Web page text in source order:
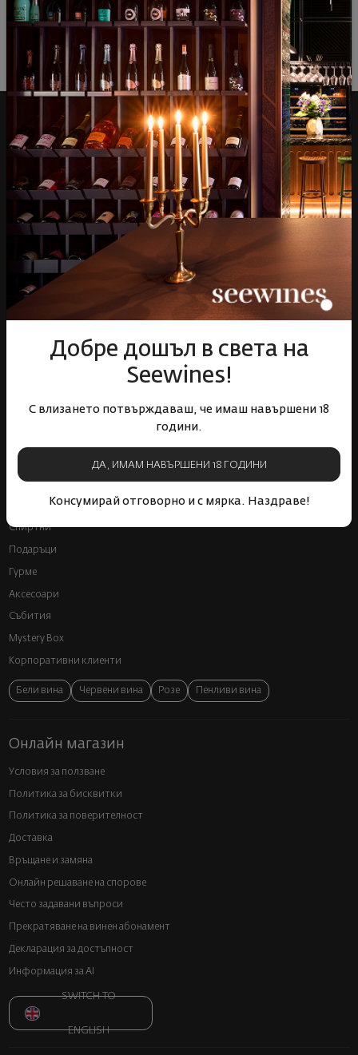
Добре дошъл в света на
Seewines!
С влизането потвърждаваш, че имаш навършени 18
години.
ДА, ИМАМ НАВЪРШЕНИ 18 ГОДИНИ
Консумирай отговорно и с мярка. Наздраве!
Над 1300 вина от цял
Физически магазини и
цялата страна
отстъпки
Пазарувай
Спиртни
Подаръци
Гурме
Аксесоари
Събития
Mystery Box
Корпоративни клиенти
Бели вина Червени вина Розе Пенливи вина
Онлайн магазин
Условия за ползване
Политика за бисквитки
Политика за поверителност
Доставка
Връщане и замяна
Онлайн решаване на спорове
Често задавани въпроси
Прекратяване на винен абонамент
Декларация за достъпност
Информация за AI
SWITCH TO
ENGLISH